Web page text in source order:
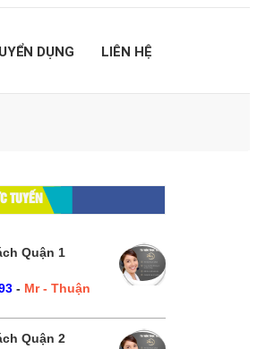
DỤNG LIÊN HỆ
TUYẾN
Quận 1
- Mr - Thuận
Quận 2